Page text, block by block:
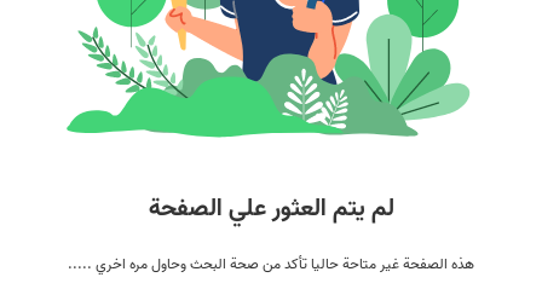
لم يتم العثور علي الصفحة
هذه الصفحة غير متاحة حاليا تأكد من صحة البحث وحاول مره اخري .....